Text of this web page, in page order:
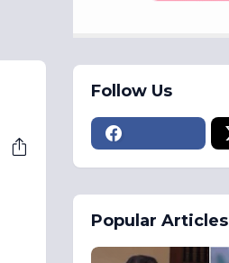
Follow Us
Popular Articles